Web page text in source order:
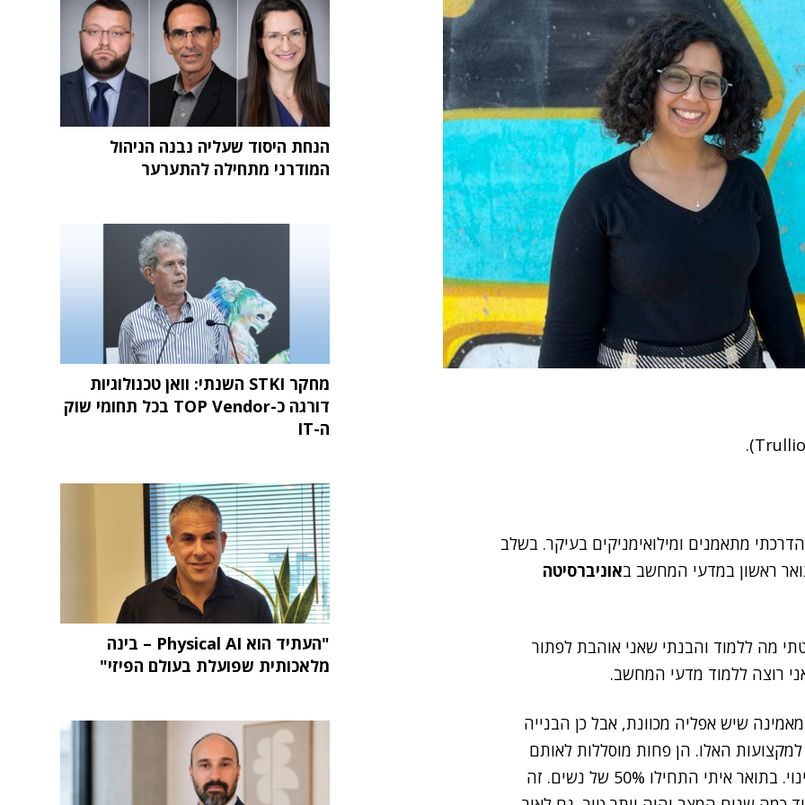
מתאמנים ומילואימניקים בעיקר. בשלב
ראשון במדעי המחשב באוניברסיטה
מה ללמוד והבנתי שאני אוהבת לפתור
רוצה ללמוד מדעי המחשב.
שיש אפליה מכוונת, אבל כן הבנייה
האלו. הן פחות מוסללות לאותם
תחומים טכניים, אבל אפשר לראות שאנחנו כן עוברים שינוי. בתואר איתי התחילו 50% של נשים. זה
הנחת היסוד שעליה נבנה הניהול
המודרני מתחילה להתערער
מחקר STKI השנתי: וואן טכנולוגיות
דורגה כ-TOP Vendor בכל תחומי שוק
ה-IT
"העתיד הוא Physical AI – בינה
מלאכותית שפועלת בעולם הפיזי"